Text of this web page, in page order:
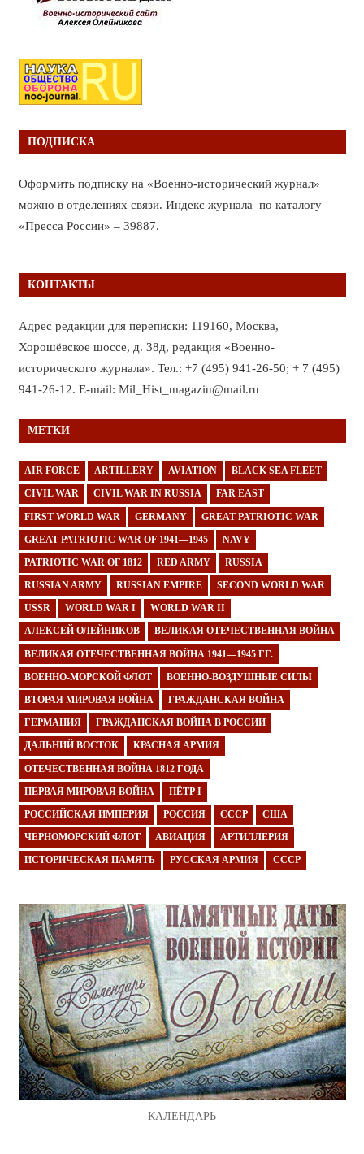
ПОДПИСКА
Оформить подписку на «Военно-исторический журнал»
можно в отделениях связи. Индекс журнала по каталогу
«Пресса России» – 39887.
КОНТАКТЫ
Адрес редакции для переписки: 119160, Москва,
Хорошёвское шоссе, д. 38д, редакция «Военно-
исторического журнала». Тел.: +7 (495) 941-26-50; + 7 (495)
941-26-12. E-mail: Mil_Hist_magazin@mail.ru
МЕТКИ
AIR FORCE ARTILLERY AVIATION BLACK SEA FLEET
CIVIL WAR CIVIL WAR IN RUSSIA FAR EAST
FIRST WORLD WAR GERMANY GREAT PATRIOTIC WAR
GREAT PATRIOTIC WAR OF 1941—1945 NAVY
PATRIOTIC WAR OF 1812 RED ARMY RUSSIA
RUSSIAN ARMY RUSSIAN EMPIRE SECOND WORLD WAR
USSR WORLD WAR I WORLD WAR II
АЛЕКСЕЙ ОЛЕЙНИКОВ ВЕЛИКАЯ ОТЕЧЕСТВЕННАЯ ВОЙНА
ВЕЛИКАЯ ОТЕЧЕСТВЕННАЯ ВОЙНА 1941—1945 ГГ.
ВОЕННО-МОРСКОЙ ФЛОТ ВОЕННО-ВОЗДУШНЫЕ СИЛЫ
ВТОРАЯ МИРОВАЯ ВОЙНА ГРАЖДАНСКАЯ ВОЙНА
ГЕРМАНИЯ ГРАЖДАНСКАЯ ВОЙНА В РОССИИ
ДАЛЬНИЙ ВОСТОК КРАСНАЯ АРМИЯ
ОТЕЧЕСТВЕННАЯ ВОЙНА 1812 ГОДА
ПЕРВАЯ МИРОВАЯ ВОЙНА ПЁТР I
РОССИЙСКАЯ ИМПЕРИЯ РОССИЯ СССР США
ЧЕРНОМОРСКИЙ ФЛОТ АВИАЦИЯ АРТИЛЛЕРИЯ
ИСТОРИЧЕСКАЯ ПАМЯТЬ РУССКАЯ АРМИЯ СССР
КАЛЕНДАРЬ